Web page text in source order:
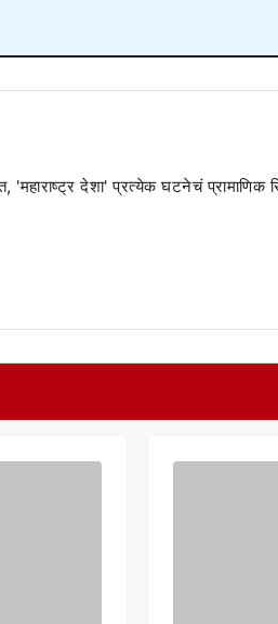
'महाराष्ट्र देशा' प्रत्येक घटनेचं प्रामाणिक